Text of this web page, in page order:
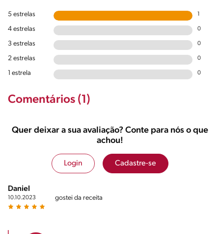
5 estrelas
4 estrelas 0
3 estrelas 0
2 estrelas 0
1 estrela 0
Comentários (1)
Quer deixar a sua avaliação? Conte para nós o que
achou!
Login Cadastre-se
Daniel
10.10.2023 gostei da receita